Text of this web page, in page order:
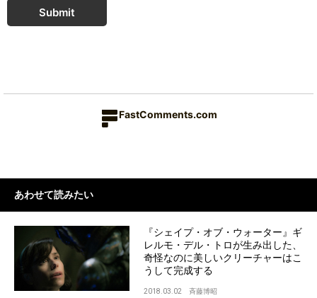
Submit
FastComments.com
あわせて読みたい
『シェイプ・オブ・ウォーター』ギ
レルモ・デル・トロが生み出した、
奇怪なのに美しいクリーチャーはこ
うして完成する
2018.03.02 斉藤博昭